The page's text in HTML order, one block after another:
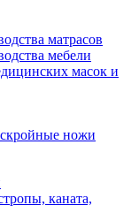
матрасов
мебели
масок и
ножи
каната,